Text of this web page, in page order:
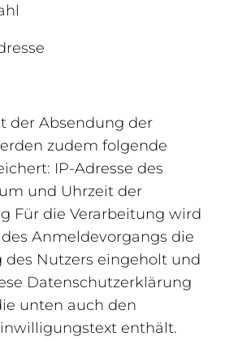
der Absendung der
zudem folgende
IP-Adresse des
und Uhrzeit der
Für die Verarbeitung wird
Anmeldevorgangs die
des Nutzers eingeholt und
Datenschutzerklärung
unten auch den
enthält.